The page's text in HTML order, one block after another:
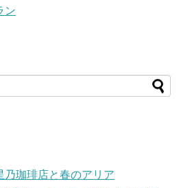
ン
乃珈琲店と春のアリア